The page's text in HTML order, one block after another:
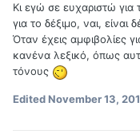
Κι εγώ σε ευχαριστώ
για το δέξιμο, ναι, είναι
Όταν έχεις αμφιβολίες
κανένα λεξικό, όπως
τόνους
EditedNovember 13,